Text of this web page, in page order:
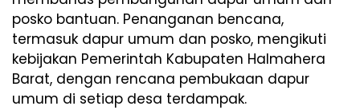
posko bantuan. Penanganan bencana,
termasuk dapur umum dan posko, mengikuti
kebijakan Pemerintah Kabupaten Halmahera
Barat, dengan rencana pembukaan dapur
umum di setiap desa terdampak.